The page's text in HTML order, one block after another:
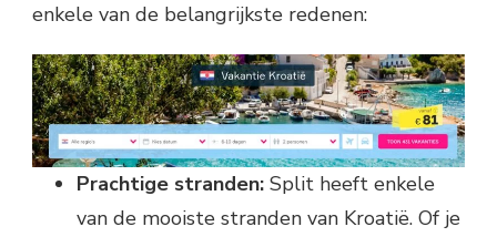
enkele van de belangrijkste redenen:
Prachtige stranden: Split heeft enkele
van de mooiste stranden van Kroatië. Of je